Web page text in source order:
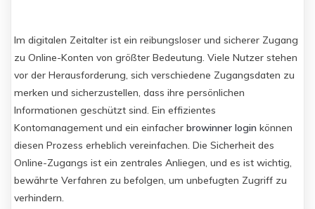
Im digitalen Zeitalter ist ein reibungsloser und sicherer Zugang
zu Online-Konten von größter Bedeutung. Viele Nutzer stehen
vor der Herausforderung, sich verschiedene Zugangsdaten zu
merken und sicherzustellen, dass ihre persönlichen
Informationen geschützt sind. Ein effizientes
Kontomanagement und ein einfacher browinner login können
diesen Prozess erheblich vereinfachen. Die Sicherheit des
Online-Zugangs ist ein zentrales Anliegen, und es ist wichtig,
bewährte Verfahren zu befolgen, um unbefugten Zugriff zu
verhindern.